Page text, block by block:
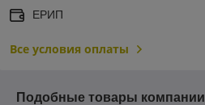
ЕРИП
Все условия оплаты
Подобные товары компании